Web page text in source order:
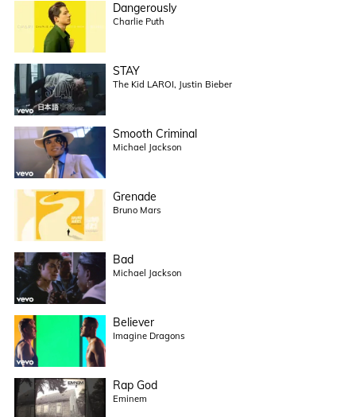
Dangerously
Charlie Puth
STAY
The Kid LAROI, Justin Bieber
Smooth Criminal
Michael Jackson
Grenade
Bruno Mars
Bad
Michael Jackson
Believer
Imagine Dragons
Rap God
Eminem